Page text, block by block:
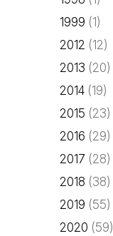
1999 (1)
2012 (12)
2013 (20)
2014 (19)
2015 (23)
2016 (29)
2017 (28)
2018 (38)
2019 (55)
2020 (59)